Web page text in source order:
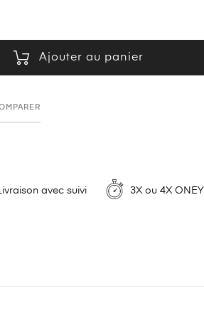
Ajouter au panier
avec suivi 3X ou 4X ONEY